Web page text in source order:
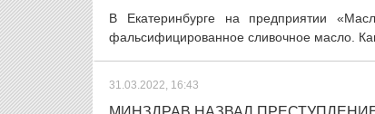
В Екатеринбурге на предприятии
фальсифицированное сливочное масло.
31.03.2022, 16:43